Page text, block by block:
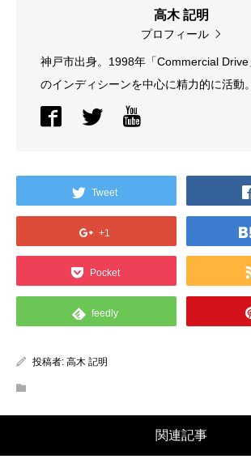
高木 記明
プロフィール
神戸市出身。1998年「Commercial
のインディシーンを中心に精力的に活動
Tweet
+1
Pocket
feedly
投稿者: 高木 記明
関連記事